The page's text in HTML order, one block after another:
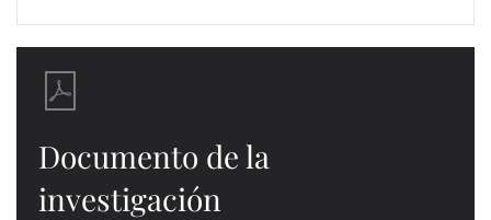
Documento de la
investigación